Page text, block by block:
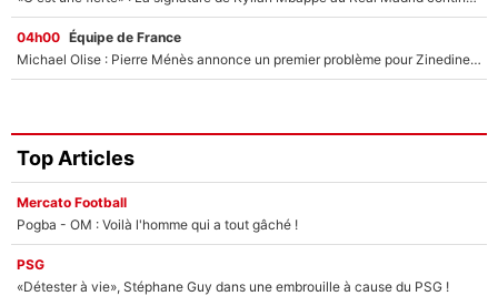
04h00 Équipe de France
Michael Olise : Pierre Ménès annonce un premier problème pour Zinedine Zidane en équipe de France
Top Articles
Mercato Football
Pogba - OM : Voilà l'homme qui a tout gâché !
PSG
«Détester à vie», Stéphane Guy dans une embrouille à cause du PSG !